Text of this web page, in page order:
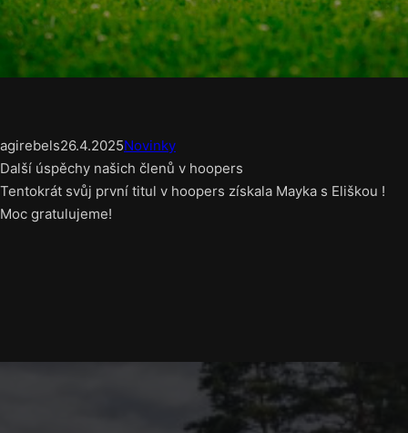
agirebels26.4.2025Novinky
Další úspěchy našich členů v hoopers
Tentokrát svůj první titul v hoopers získala Mayka s Eliškou !
Moc gratulujeme!